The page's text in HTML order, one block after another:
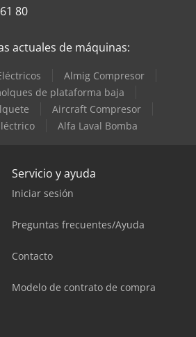
80
actuales de máquinas:
Almig Compresor
de plataforma baja
Aircraft Compresor
Alfa Laval Bomba
Servicio y ayuda
Iniciar sesión
Preguntas frecuentes/Ayuda
Contacto
Modelo de contrato de compra